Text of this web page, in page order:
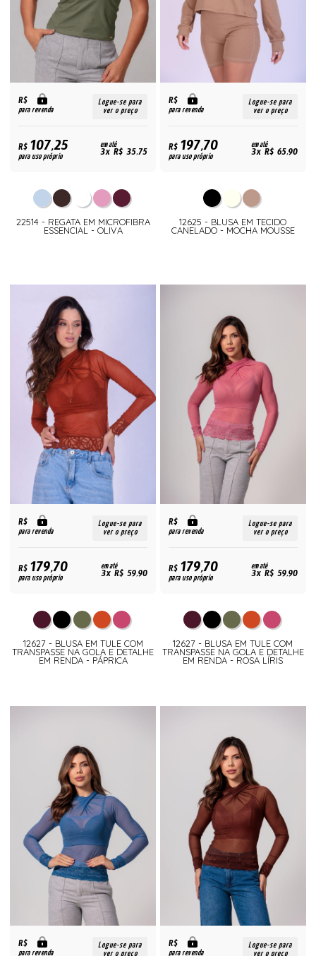
R$
para revenda
Logue-se para
ver o preço
R$107,25
para uso próprio
em até
3x R$ 35,75
22514 - REGATA EM MICROFIBRA
ESSENCIAL - OLIVA
R$
para revenda
Logue-se para
ver o preço
R$197,70
para uso próprio
em até
3x R$ 65,90
12625 - BLUSA EM TECIDO
CANELADO - MOCHA MOUSSE
R$
para revenda
Logue-se para
ver o preço
R$179,70
para uso próprio
em até
3x R$ 59,90
12627 - BLUSA EM TULE COM
TRANSPASSE NA GOLA E DETALHE
EM RENDA - PÁPRICA
R$
para revenda
Logue-se para
ver o preço
R$179,70
para uso próprio
em até
3x R$ 59,90
12627 - BLUSA EM TULE COM
TRANSPASSE NA GOLA E DETALHE
EM RENDA - ROSA LÍRIS
R$
para revenda
Logue-se para
ver o preço
R$
para revenda
Logue-se para
ver o preço